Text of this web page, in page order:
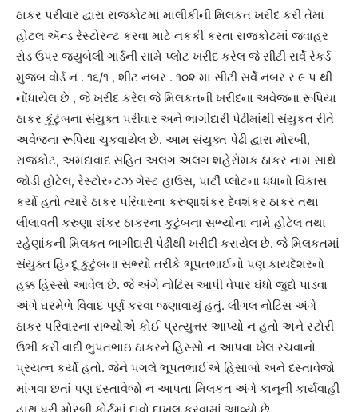
ઠાકર પરીવાર દ્વારા રાજકોટમાં માલીકીની મિલકત ખરીદ કરી તેમાં
હોટલ ઍન્ડ રેસ્ટોરન્ટ કરવા માટે નકકી કરતા રાજકોટમાં જવાહર
રોડ ઉપર જયુબેલી ગાર્ડની સામે પ્લોટ ખરીદ કરેલ જે સીટી સર્વે રેકર્ડ
મુજબ વોર્ડ નં . ૧૬/૧ , શીટ નંબર . ૧૦૨ મા સીટી સર્વે નંબર ર ૯ પ થી
નોંધાયેલ છે , જે ખરીદ કરેલ જે મિલકતની ખરીદના અવેજના રૂપિયા
ઠાકર કુંટુંબના સંયુક્ત પરીવાર અને ભાગીદારી પેઢીમાંથી સંયુકત રીતે
અવેજના રૂપિયા ચુકવાયેલ છે. આમ સંયુક્ત પેઢી દ્વારા મોરબી,
રાજકોટ, અમદાવાદ સહિત અલગ અલગ શહેરોમક ઠાકર નામ સાથે
જોડી હોટેલ, રેસ્ટોરન્ટઝ ગેસ્ટ હાઉસ, પાર્ટી પ્લોટના ધંધાનો વિકાસ
કર્યો હતો ત્યારે ઠાકર પરિવારના કરુણાશંકર દેવશંકર ઠાકર તથા
લીલાવતી કરુણા શંકર ઠાકરના કુટુંબના સભ્યોના નામે હોટેલ તથા
રહેણાંકની મિલકત ભાગીદારી પેઢીથી ખરીદી કરાયેલ છે. જે મિલકતમાં
સંયુક્ત હિન્દૂ કુટુંબના સભ્યો તરીકે ભૂપતભાઈનો પણ કાયદેશરનો
હક્ક હિસ્સો આવેલ છે. જે અંગે નોટિસ આપી વેપાર ઘંધો જુદો પાડવા
અંગે ઘરમેળે વિવાદ પૂર્ણ કરવા જણાવાયું હતું. લીગલ નોટિસ અંગે
ઠાકર પરિવારના સભ્યોએ કોઈ પ્રત્યુત્તર આપ્યો ન હતો અને સ્ટોરી
ઉભી કરી વાદી ભુપતભાઇ ઠાકરને હિસ્સો ન આપવા ખેલ રચવાનો
પ્રયત્ન કર્યો હતો. જેને પગલે ભૂપતભાઈએ હિસાબો અને દસ્તાવેજો
માંગવા છતાં પણ દસ્તાવેજો ન આપતા મિલકત અંગે કાનૂની કાર્યવાહી